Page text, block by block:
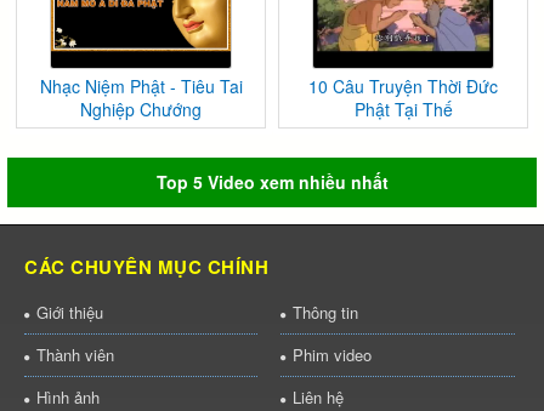
Nhạc Niệm Phật - Tiêu Tai
Nghiệp Chướng
10 Câu Truyện Thời Đức
Phật Tại Thế
Top 5 Video xem nhiều nhất
CÁC CHUYÊN MỤC CHÍNH
Giới thiệu
Thông tin
Thành viên
Phim video
Hình ảnh
Liên hệ